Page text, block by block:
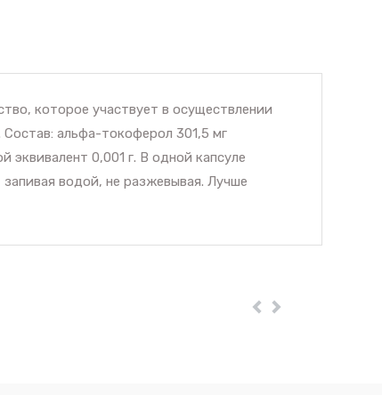
которое участвует в осуществлении
альфа-токоферол 301,5 мг
эквивалент 0,001 г. В одной капсуле
запивая водой, не разжевывая. Лучше
ПредДалее